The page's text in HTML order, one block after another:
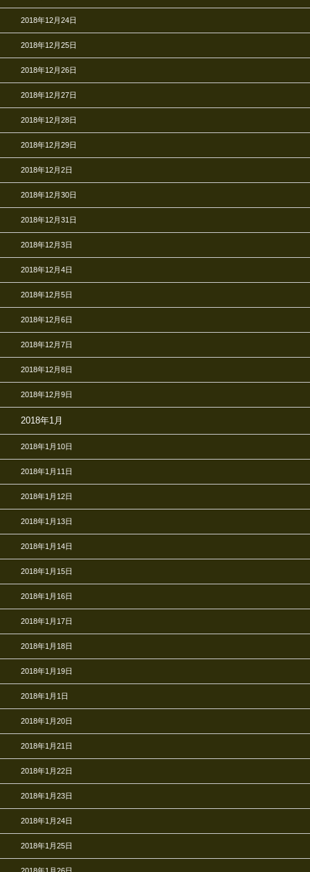
2018年12月24日
2018年12月25日
2018年12月26日
2018年12月27日
2018年12月28日
2018年12月29日
2018年12月2日
2018年12月30日
2018年12月31日
2018年12月3日
2018年12月4日
2018年12月5日
2018年12月6日
2018年12月7日
2018年12月8日
2018年12月9日
2018年1月
2018年1月10日
2018年1月11日
2018年1月12日
2018年1月13日
2018年1月14日
2018年1月15日
2018年1月16日
2018年1月17日
2018年1月18日
2018年1月19日
2018年1月1日
2018年1月20日
2018年1月21日
2018年1月22日
2018年1月23日
2018年1月24日
2018年1月25日